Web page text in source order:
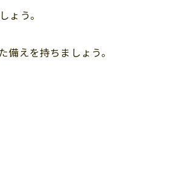
ょう。
えを持ちましょう。